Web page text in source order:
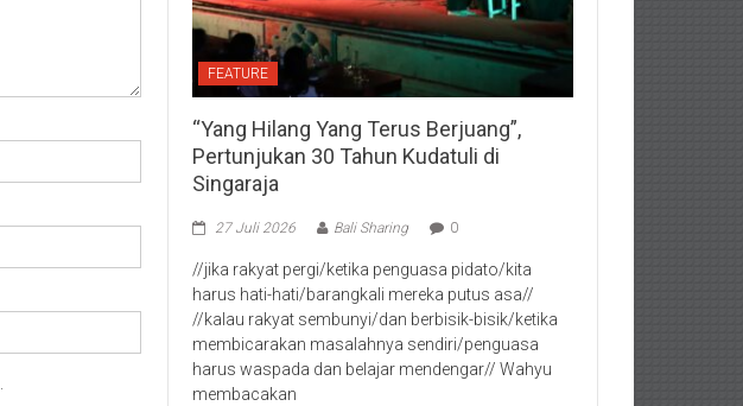
FEATURE
“Yang Hilang Yang Terus Berjuang”,
Pertunjukan 30 Tahun Kudatuli di
Singaraja
27 Juli 2026 Bali Sharing 0
//jika rakyat pergi/ketika penguasa pidato/kita
harus hati-hati/barangkali mereka putus asa//
//kalau rakyat sembunyi/dan berbisik-bisik/ketika
membicarakan masalahnya sendiri/penguasa
harus waspada dan belajar mendengar// Wahyu
membacakan